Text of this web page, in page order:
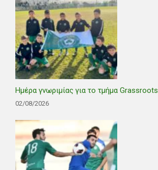
Ημέρα γνωριμίας για το τμήμα Grassroots
02/08/2026